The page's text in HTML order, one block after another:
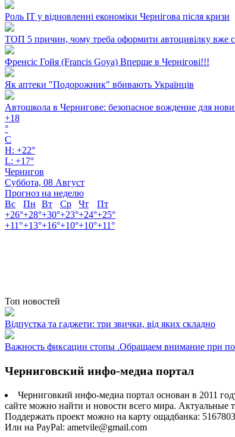
Роль ІТ у відновленні економіки Чернігова після кризи
ТОП 5 причин, чому треба оформити автоцивілку вже
Френсіс Гойя (Francis Goya) Вперше в Чернігові!!!
Як аптеки "Подорожник" вбивають Українців
Автошкола в Чернигове: безопасное вождение для
+18
°
C
H: +22°
L: +17°
Чернигов
Суббота, 08 Август
Прогноз на неделю
Вс
Пн Вт Ср Чт
Пт
+26°+28°+30°+23°+24°+25°
+11°+13°+16°+10°+10°+11°
Топ новостей
Відпустка та гаджети: три звички, від яких складно
Важность фиксации стопы .Обращаем внимание при
Черниговский инфо-медиа портал
Черниговкий инфо-медиа портал основан в 2011
сайте можно найти и новости всего мира.
Поддержать проект можно на карту ощадбанка:
Или на PayPal: ametvile@gmail.com